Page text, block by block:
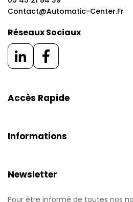
Contact@automatic-Center.fr
Réseaux Sociaux
Accès Rapide
Informations
Newsletter
Pour être informé de toutes nos